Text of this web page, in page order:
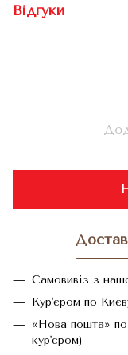
Відгуки
Самовивіз з
Кур'єром по
«Нова пошта» по
кур'єром)